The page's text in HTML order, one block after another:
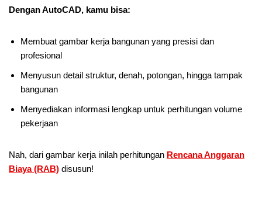
Dengan AutoCAD, kamu bisa:
Membuat gambar kerja bangunan yang presisi dan
profesional
Menyusun detail struktur, denah, potongan, hingga tampak
bangunan
Menyediakan informasi lengkap untuk perhitungan volume
pekerjaan
Nah, dari gambar kerja inilah perhitungan Rencana Anggaran
Biaya (RAB) disusun!